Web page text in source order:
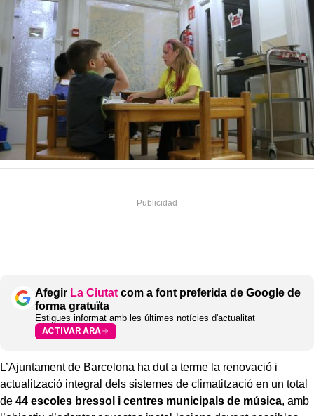
Afegir La Ciutat com a font preferida de Google de
forma gratuïta
Estigues informat amb les últimes notícies d'actualitat
ACTIVAR ARA
L’Ajuntament de Barcelona ha dut a terme la renovació i
actualització integral dels sistemes de climatització en un total
de 44 escoles bressol i centres municipals de música, amb